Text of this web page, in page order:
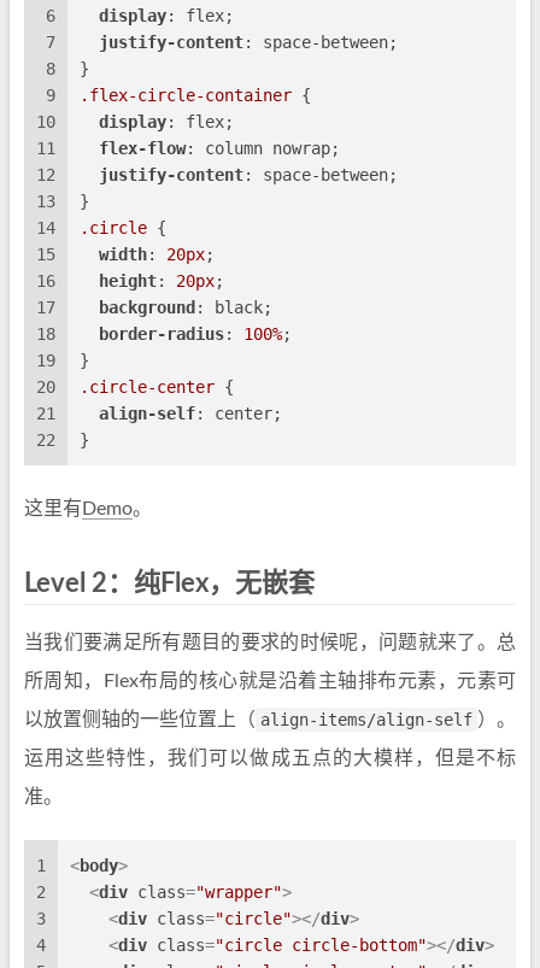
6
7
8
9
10
11
12
13
14
15
16
17
18
19
20
21
22
display: flex;
justify-content: space-between;
}
.flex-circle-container {
display: flex;
flex-flow: column nowrap;
justify-content: space-between;
}
.circle {
width: 20px;
height: 20px;
background : black;
border-radius: 100%;
}
.circle-center {
align-self: center;
}
这里有 Demo。
Level 2：纯Flex，无嵌套
当我们要满足所有题目的要求的时候呢，问题就来了。总
所周知，Flex布局的核心就是沿着主轴排布元素，元素可
以放置侧轴的一些位置上（ align-items/align-self ）。
运用这些特性，我们可以做成五点的大模样，但是不标
准。
1
2
3
4
<body>
<div class="wrapper">
<div class="circle"></div>
<div class="circle circle-bottom"></div>